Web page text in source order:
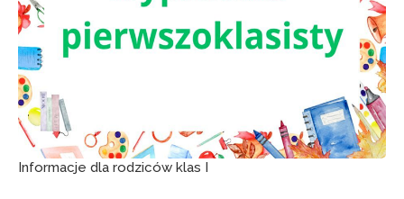
Informacje dla rodziców klas I